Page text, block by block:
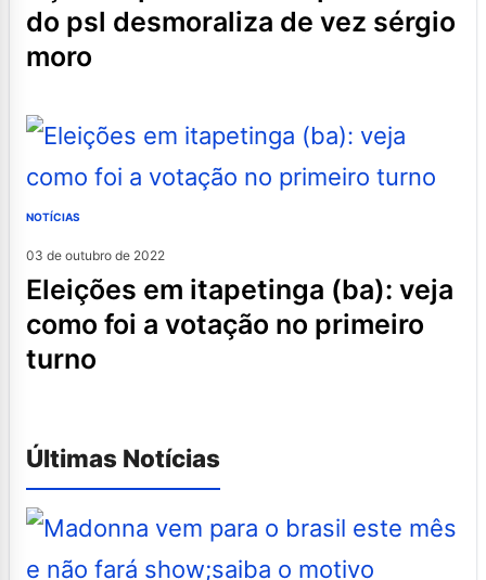
do psl desmoraliza de vez sérgio
moro
NOTÍCIAS
03 de outubro de 2022
eleições em itapetinga (ba): veja
como foi a votação no primeiro
turno
Últimas Notícias